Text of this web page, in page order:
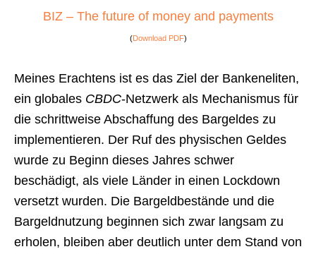
BIZ – The future of money and payments
(Download PDF)
Meines Erachtens ist es das Ziel der Bankeneliten,
ein globales CBDC-Netzwerk als Mechanismus für
die schrittweise Abschaffung des Bargeldes zu
implementieren. Der Ruf des physischen Geldes
wurde zu Beginn dieses Jahres schwer
beschädigt, als viele Länder in einen Lockdown
versetzt wurden. Die Bargeldbestände und die
Bargeldnutzung beginnen sich zwar langsam zu
erholen, bleiben aber deutlich unter dem Stand von